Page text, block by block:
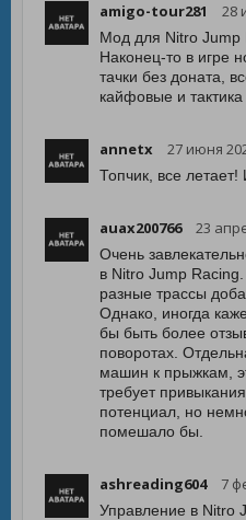
amigo-tour281 28
Мод для Nitro Jump
Наконец-то в игре
тачки без доната,
кайфовые и
annetx 27 июня
Топчик, все
auax200766 23
Очень
в Nitro Jump
разные трассы
Однако, иногда
бы быть более
поворотах.
машин к прыжкам,
требует
потенциал, но
помешало бы.
ashreading604 7
Управление в Nitro